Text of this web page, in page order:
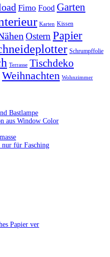
Fimo Food Garten
Karten Kissen
Ostern Papier
Schrumpffolie
Terrasse Tischdeko
Weihnachten Wohnzimmer
Bastlampe
aus Window Color
für Fasching
Papier ver